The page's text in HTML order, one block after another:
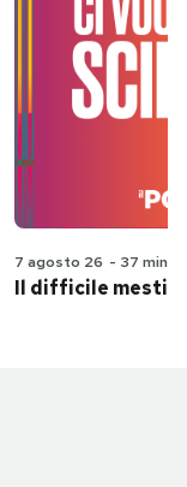
7 agosto 26 - 37 min
Il difficile